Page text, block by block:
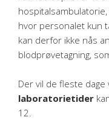
hvor personalet kun
kan derfor ikke nås
blodprøvetagning,
Der vil de fleste
laboratorietider
12.